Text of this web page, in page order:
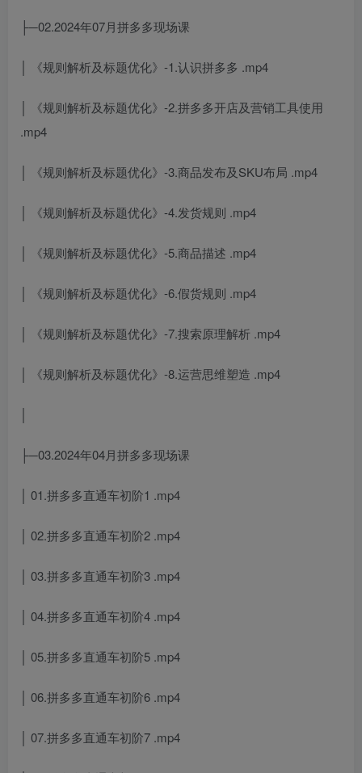
├─02.2024年07月拼多多现场课
│ 《规则解析及标题优化》-1.认识拼多多 .mp4
│ 《规则解析及标题优化》-2.拼多多开店及营销工具使用
.mp4
│ 《规则解析及标题优化》-3.商品发布及SKU布局 .mp4
│ 《规则解析及标题优化》-4.发货规则 .mp4
│ 《规则解析及标题优化》-5.商品描述 .mp4
│ 《规则解析及标题优化》-6.假货规则 .mp4
│ 《规则解析及标题优化》-7.搜索原理解析 .mp4
│ 《规则解析及标题优化》-8.运营思维塑造 .mp4
├─03.2024年04月拼多多现场课
│ 01.拼多多直通车初阶1 .mp4
│ 02.拼多多直通车初阶2 .mp4
│ 03.拼多多直通车初阶3 .mp4
│ 04.拼多多直通车初阶4 .mp4
│ 05.拼多多直通车初阶5 .mp4
│ 06.拼多多直通车初阶6 .mp4
│ 07.拼多多直通车初阶7 .mp4